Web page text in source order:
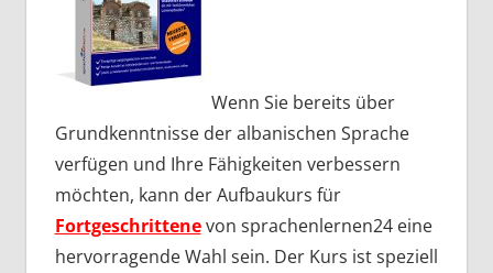
Wenn Sie bereits über
Grundkenntnisse der albanischen Sprache
verfügen und Ihre Fähigkeiten verbessern
möchten, kann der Aufbaukurs für
Fortgeschrittenevon sprachenlernen24 eine
hervorragende Wahl sein. Der Kurs ist speziell